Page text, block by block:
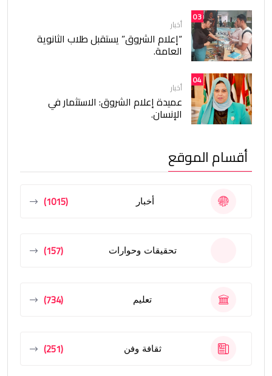
03
أخبار
“إعلام الشروق” يستقبل طلاب الثانوية
العامة.
04
أخبار
عميدة إعلام الشروق: الاستثمار في
الإنسان.
أقسام الموقع
أخبار (1015)
تحقيقات وحوارات (157)
تعليم (734)
ثقافة وفن (251)